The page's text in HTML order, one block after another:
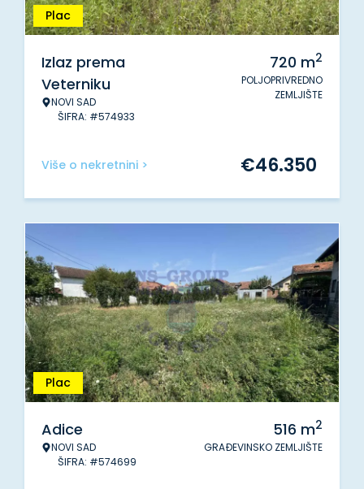
Plac
Izlaz prema
Veterniku
NOVI SAD
ŠIFRA: #574933
720 m2
POLJOPRIVREDNO
ZEMLJIŠTE
Više o nekretnini > €46.350
Plac
Adice
NOVI SAD
ŠIFRA: #574699
516 m2
GRAĐEVINSKO ZEMLJIŠTE